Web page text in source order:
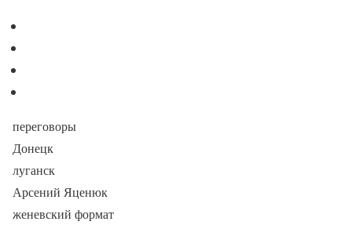
переговоры
Донецк
луганск
Арсений Яценюк
женевский формат